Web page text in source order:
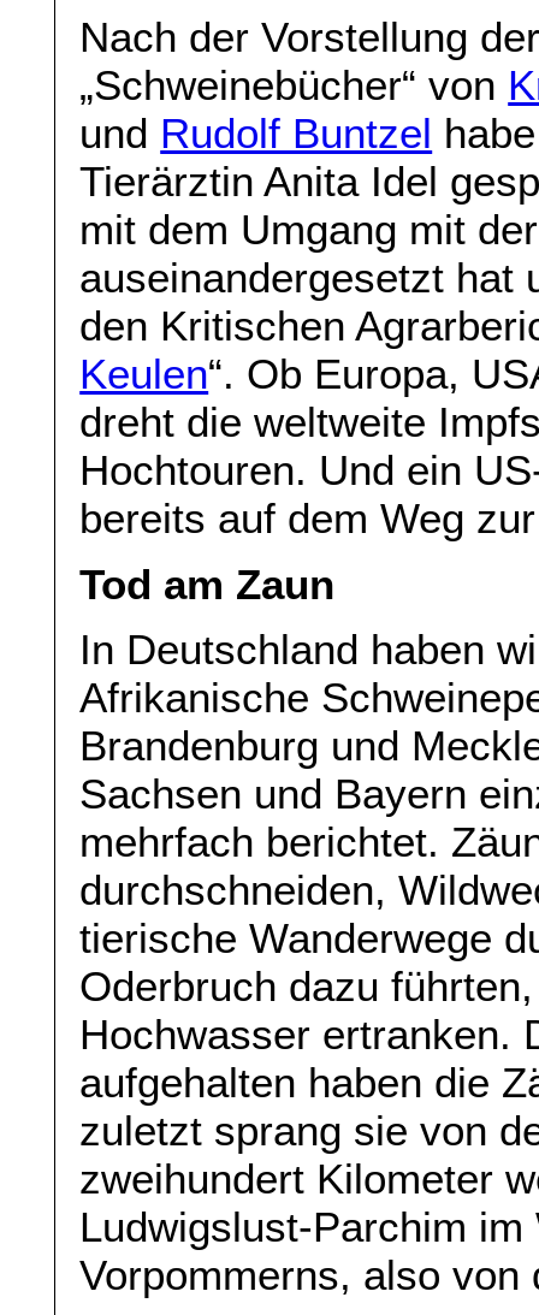
Nach der Vorstellung
„Schweinebücher“ von
und Rudolf Buntzel
Tierärztin Anita Idel
mit dem Umgang mit
auseinandergesetzt hat
den Kritischen
Keulen“. Ob Europa,
dreht die weltweite
Hochtouren. Und ein
bereits auf dem Weg
Tod am Zaun
In Deutschland haben
Afrikanische
Brandenburg und
Sachsen und Bayern
mehrfach berichtet.
durchschneiden,
tierische Wanderwege
Oderbruch dazu
Hochwasser ertranken.
aufgehalten haben die
zuletzt sprang sie von
zweihundert Kilometer
Ludwigslust-Parchim
Vorpommerns, also